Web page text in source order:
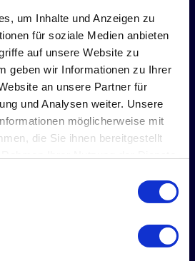
um Inhalte und Anzeigen zu
für soziale Medien anbieten
auf unsere Website zu
geben wir Informationen zu Ihrer
an unsere Partner für
und Analysen weiter. Unsere
möglicherweise mit
die Sie ihnen bereitgestellt
Datenschutzerklärung
gelesen und